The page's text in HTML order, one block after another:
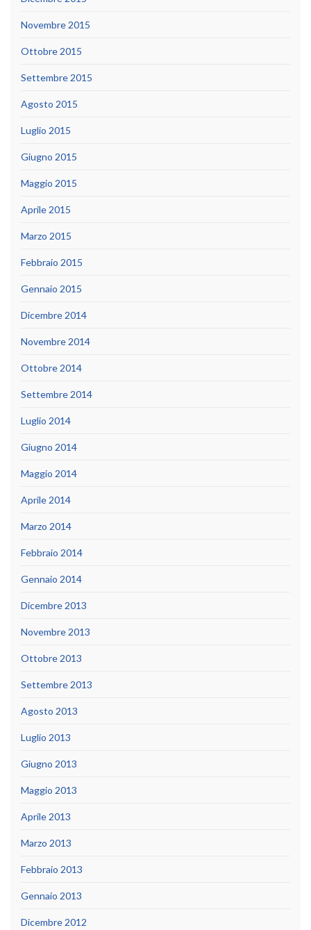
Novembre 2015
Ottobre 2015
Settembre 2015
Agosto 2015
Luglio 2015
Giugno 2015
Maggio 2015
Aprile 2015
Marzo 2015
Febbraio 2015
Gennaio 2015
Dicembre 2014
Novembre 2014
Ottobre 2014
Settembre 2014
Luglio 2014
Giugno 2014
Maggio 2014
Aprile 2014
Marzo 2014
Febbraio 2014
Gennaio 2014
Dicembre 2013
Novembre 2013
Ottobre 2013
Settembre 2013
Agosto 2013
Luglio 2013
Giugno 2013
Maggio 2013
Aprile 2013
Marzo 2013
Febbraio 2013
Gennaio 2013
Dicembre 2012